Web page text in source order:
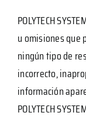
POLYTECH
u omisiones que
ningún tipo de
incorrecto,
información
POLYTECH